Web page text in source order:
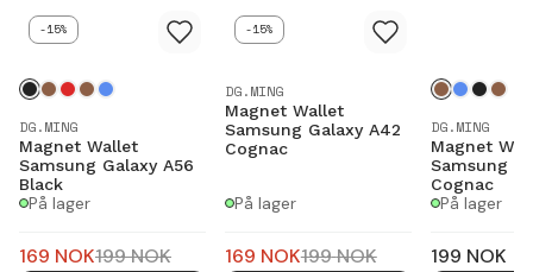
-15%
DG.MING
Magnet Wallet
Samsung Galaxy A56
Black
På lager
169 NOK199NOK
-15%
DG.MING
Magnet Wallet
Samsung Galaxy A42
Cognac
På lager
169 NOK199NOK
DG.MING
Magnet
Samsung
Cognac
På lager
199 NOK